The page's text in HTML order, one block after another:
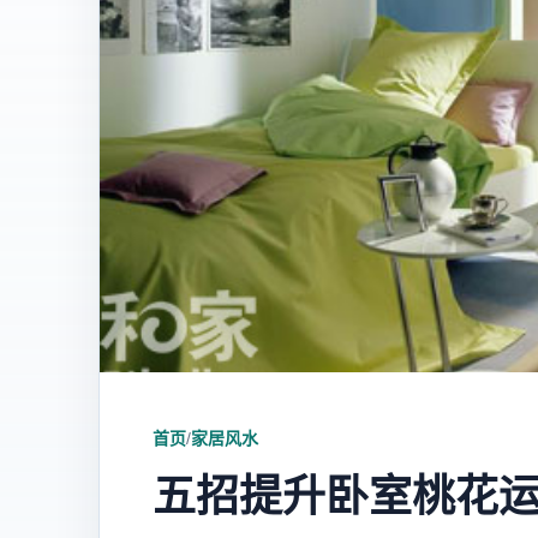
首页/家居风水
五招提升卧室桃花